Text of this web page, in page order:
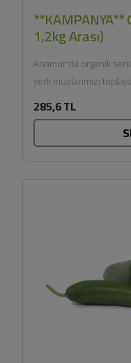
**KAMPANYA**
1,2kg Arası)
Anamur'da organik
yerli muzlarımızı
285,6 TL